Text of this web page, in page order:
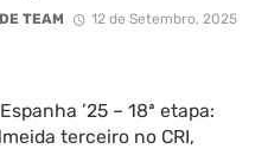
TEAM 12 de Setembro, 2025
’25 – 18ª etapa:
terceiro no CRI,